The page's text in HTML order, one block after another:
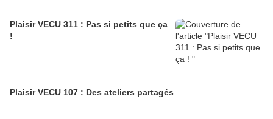
Plaisir VECU 311 : Pas si petits que ça
!
Plaisir VECU 107 : Des ateliers partagés